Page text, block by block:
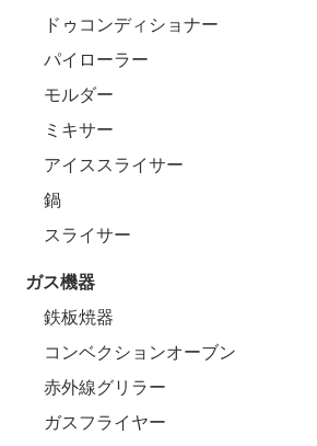
ドゥコンディショナー
パイローラー
モルダー
ミキサー
アイススライサー
鍋
スライサー
ガス機器
鉄板焼器
コンベクションオーブン
赤外線グリラー
ガスフライヤー